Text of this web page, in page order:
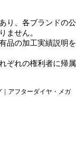
り、各ブランドの公
ません。
品の加工実績説明を
ぞれの権利者に帰属
アフターダイヤ・メガ